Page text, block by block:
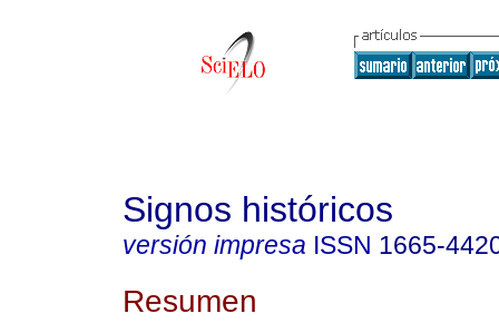
Signos históricos
versión impresa ISSN 1665-
Resumen